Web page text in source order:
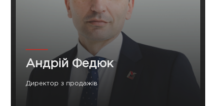
Андрій Федюк
Директор з продажів